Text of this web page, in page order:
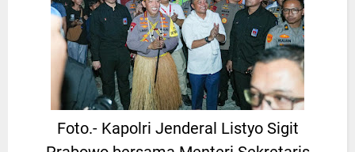
Foto.- Kapolri Jenderal Listyo Sigit